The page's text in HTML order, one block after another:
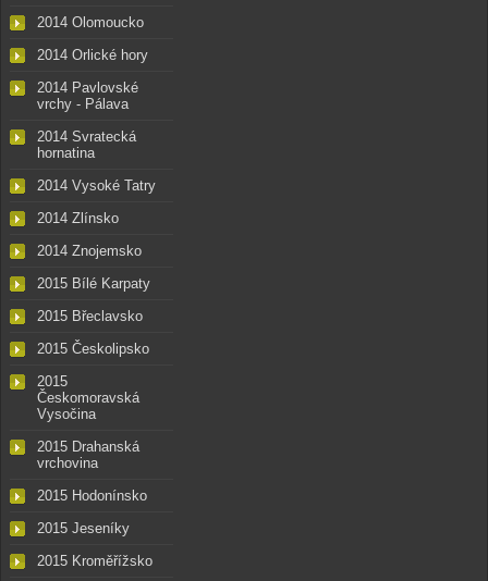
2014 Olomoucko
2014 Orlické hory
2014 Pavlovské
vrchy - Pálava
2014 Svratecká
hornatina
2014 Vysoké Tatry
2014 Zlínsko
2014 Znojemsko
2015 Bílé Karpaty
2015 Břeclavsko
2015 Českolipsko
2015
Českomoravská
Vysočina
2015 Drahanská
vrchovina
2015 Hodonínsko
2015 Jeseníky
2015 Kroměřížsko